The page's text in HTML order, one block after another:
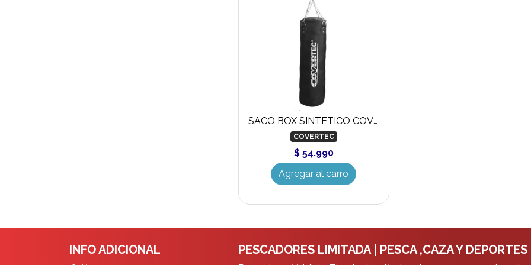
SACO BOX SINTETICO COVERTEC
COVERTEC
$ 54.990
Agregar al carro
INFO ADICIONAL PESCADORES LIMITADA | PESCA ,CAZA Y DEPORTES